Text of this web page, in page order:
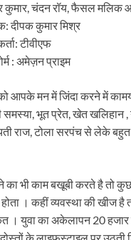
कुमार, चंदन रॉय, फैसल मलिक
दीपक कुमार मिश्र
टीवीएफ
: अमेज़न प्राइम
आपके मन में जिंदा करने में
भूत प्रेत, खेत खलिहान ,
राज, टोला सरपंच से लेके बहुत
का भी काम बखूबी करते है तो
। कहीं व्यवस्था की खीज है
। युवा का अकेलापन 20 हजार